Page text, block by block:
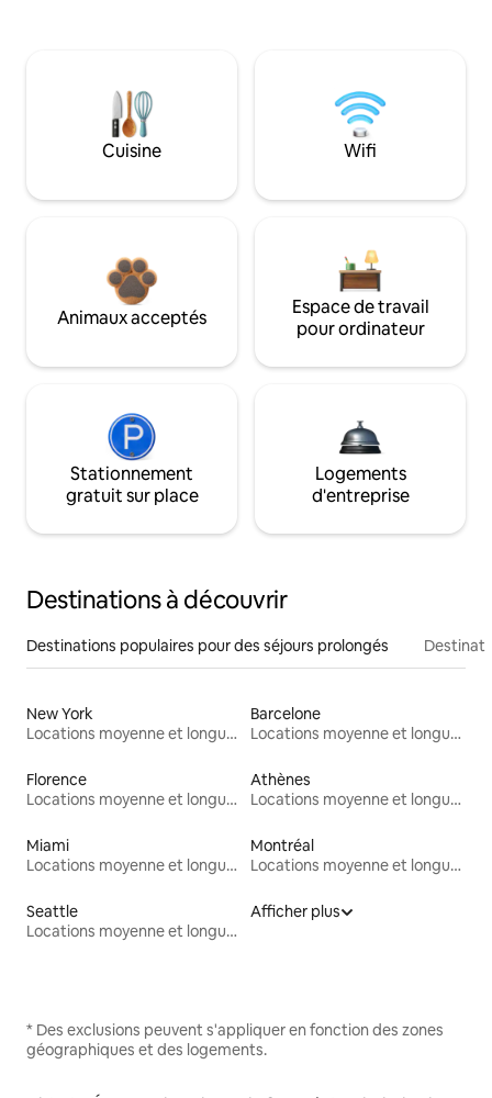
Cuisine Wifi
Animaux acceptés
Espace de travail
pour ordinateur
Stationnement
gratuit sur place
Logements
d'entreprise
Destinations à découvrir
Destinations populaires pour des séjours prolongés
New York
Locations moyenne et longue durée
Barcelone
Locations moyenne et longue durée
Florence
Locations moyenne et longue durée
Athènes
Locations moyenne et longue durée
Miami
Locations moyenne et longue durée
Montréal
Locations moyenne et longue durée
Seattle
Locations moyenne et longue durée
Afficher plus
* Des exclusions peuvent s'appliquer en fonction des zones
géographiques et des logements.